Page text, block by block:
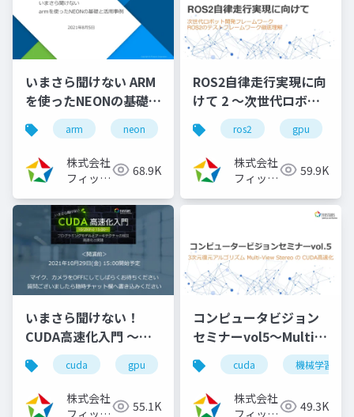
いまさら聞けない ARM
を使ったNEONの基礎と
活用事例
（2021/08/05）
arm neon
株式会社
フィック
68.9K
ROS2自律走行実現に向
けて 2 ～次世代ロボッ
ト開発フレームワーク
ROS2のビルドシステム
徹底理解～
（2022/11/30）
ros2 gpu
株式会社
フィック
59.9K
いまさら聞けない！
CUDA高速化入門 ～プ
ログラミングモデルと
アーキテクチャの解
説、高速化の実践～
（2021/10/29）
cuda gpu cuda高速化 高速化シリーズ
株式会社
55.1K
コンピュータビジョン
セミナーvol5～Multi-
View StereoのCUDA
高速化～（2024/8/7)
cuda 機械学習
株式会社
49.3K